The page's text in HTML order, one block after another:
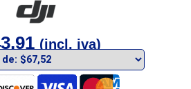
(incl. iva)